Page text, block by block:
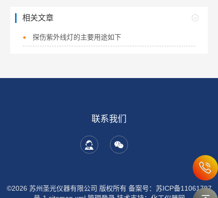
相关文章
探伤紫外线灯的主要用途如下
联系我们
©2026 苏州圣光仪器有限公司 版权所有 备案号：苏ICP备11061787